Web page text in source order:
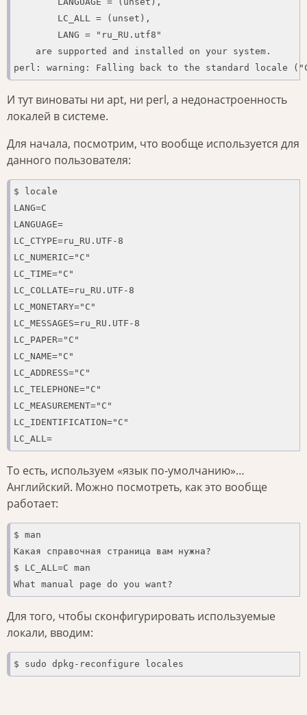
    are supported and installed on your system.
perl: warning: Falling back to the standard locale
И тут виноваты ни apt, ни perl, а недонастроенность
локалей в системе.
Для начала, посмотрим, что вообще используется для
данного пользователя:
$ locale
LANG=C
LANGUAGE=
LC_CTYPE=ru_RU.UTF-8
LC_NUMERIC="C"
LC_TIME="C"
LC_COLLATE=ru_RU.UTF-8
LC_MONETARY="C"
LC_MESSAGES=ru_RU.UTF-8
LC_PAPER="C"
LC_NAME="C"
LC_ADDRESS="C"
LC_TELEPHONE="C"
LC_MEASUREMENT="C"
LC_IDENTIFICATION="C"
LC_ALL=
То есть, используем «язык по-умолчанию»…
Английский. Можно посмотреть, как это вообще
работает:
$ man
Какая справочная страница вам нужна?
$ LC_ALL=C man
What manual page do you want?
Для того, чтобы сконфигурировать используемые
локали, вводим:
$ sudo dpkg-reconfigure locales